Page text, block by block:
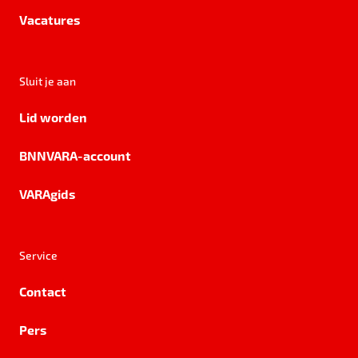
Vacatures
Sluit je aan
Lid worden
BNNVARA-account
VARAgids
Service
Contact
Pers